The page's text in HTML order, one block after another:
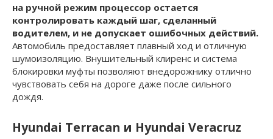
на ручной режим процессор остается
контролировать каждый шаг, сделанный
водителем, и не допускает ошибочных действий.
Автомобиль предоставляет плавный ход и отличную
шумоизоляцию. Внушительный клиренс и система
блокировки муфты позволяют внедорожнику отлично
чувствовать себя на дороге даже после сильного
дождя.
Hyundai Terracan и Hyundai Veracruz